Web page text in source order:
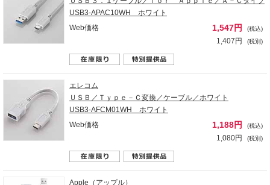
USB3-APAC10WH ホワイト
Web価格
1,547円 (税込)
1,407円 (税別)
エレコム
ＵＳＢ／Ｔｙｐｅ－Ｃ変換／ケーブル／ホワイト
USB3-AFCM01WH ホワイト
Web価格
1,188円 (税込)
1,080円 (税別)
Apple（アップル）